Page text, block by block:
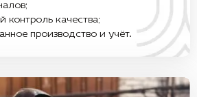
контроль качества;
производство и учёт.